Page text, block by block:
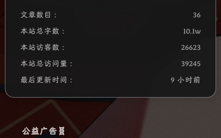
文章数目 :
36
本站总字数 :
10.1w
本站访客数 :
26623
本站总访问量 :
39245
最后更新时间 :
9 小时前
公益广告🧬